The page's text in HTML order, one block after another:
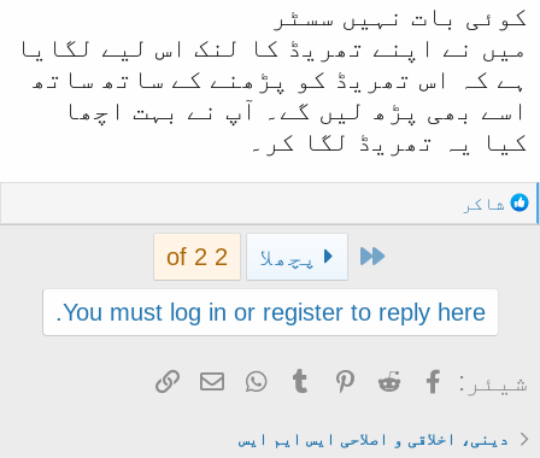
کوئی بات نہیں سسٹر
میں نے اپنے تھریڈ کا لنک اس لیے لگایا
ہے کہ اس تھریڈ کو پڑھنے کے ساتھ ساتھ
اسے بھی پڑھ لیں گے۔ آپ نے بہت اچھا
کیا یہ تھریڈ لگا کر۔
R
e
شاکر
Firstپچھلا 2 of 2
You must log in or register to reply here.
شیئر: Facebook
Reddit
Pinterest
Tumblr
WhatsApp
ای میل
Link
دینی، اخلاقی و اصلاحی ایس ایم ایس